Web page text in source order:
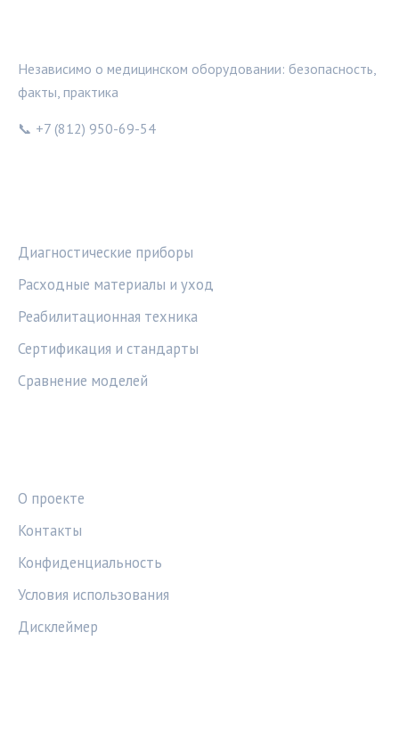
Независимо о медицинском оборудовании: безопасность,
факты, практика
📞 +7 (812) 950-69-54
Диагностические приборы
Расходные материалы и уход
Реабилитационная техника
Сертификация и стандарты
Сравнение моделей
О проекте
Контакты
Конфиденциальность
Условия использования
Дисклеймер